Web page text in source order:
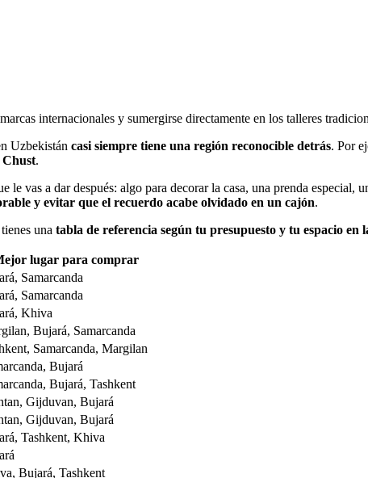
internacionales y sumergirse directamente en los talleres
Uzbekistán casi siempre tiene una región reconocible detrás. Por
Chust.
le vas a dar después: algo para decorar la casa, una prenda
y evitar que el recuerdo acabe olvidado en un cajón.
una tabla de referencia según tu presupuesto y tu espacio en
lugar para comprar
Samarcanda
Samarcanda
Khiva
Bujará, Samarcanda
Samarcanda, Margilan
Bujará
Bujará, Tashkent
Gijduvan, Bujará
Gijduvan, Bujará
Tashkent, Khiva
Bujará, Tashkent